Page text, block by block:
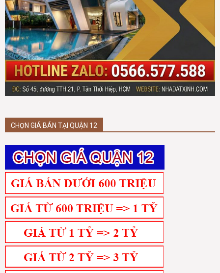
CHỌN GIÁ BÁN TẠI QUẬN 12